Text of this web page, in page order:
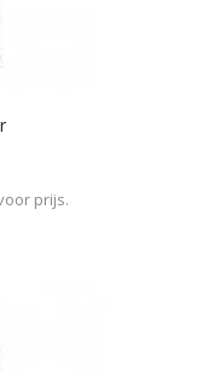
prijs.